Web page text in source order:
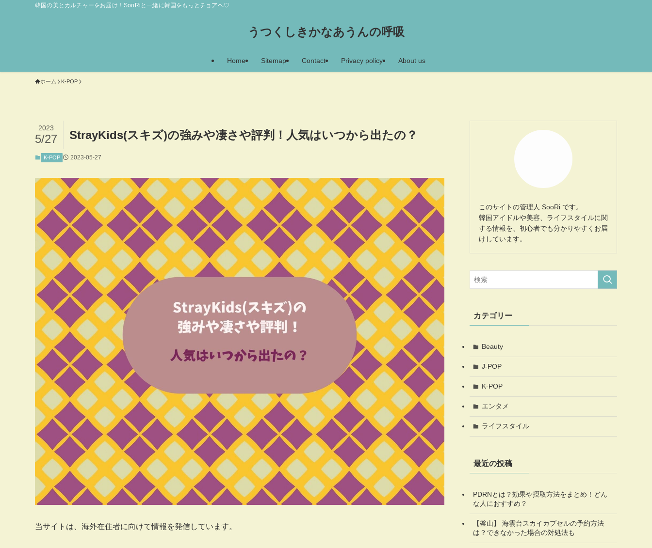
韓国の美とカルチャーをお届け！SooRiと一緒に韓国をもっとチョアヘ♡
うつくしきかなあうんの呼吸
Home Sitemap Contact Privacy policy About us
ホーム K-POP
StrayKids(スキズ)の強みや凄さや評判！人気はいつから出たの？
2023
5/27
K-POP 2023-05-27
当サイトは、海外在住者に向けて情報を発信しています。
このサイトの管理人 SooRi です。
韓国アイドルや美容、ライフスタイルに関
する情報を、初心者でも分かりやすくお届
けしています。
カテゴリー
Beauty
J-POP
K-POP
エンタメ
ライフスタイル
最近の投稿
PDRNとは？効果や摂取方法をまとめ！どん
な人におすすめ？
【釜山】 海雲台スカイカプセルの予約方法
は？できなかった場合の対処法も